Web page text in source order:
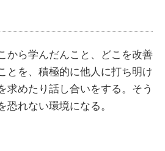
から学んだんこと、どこを改善
とを、積極的に他人に打ち明け
求めたり話し合いをする。そう
恐れない環境になる。